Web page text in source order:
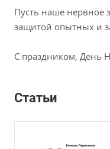
Пусть наше нервное
защитой опытных и
С праздником, День
Статьи